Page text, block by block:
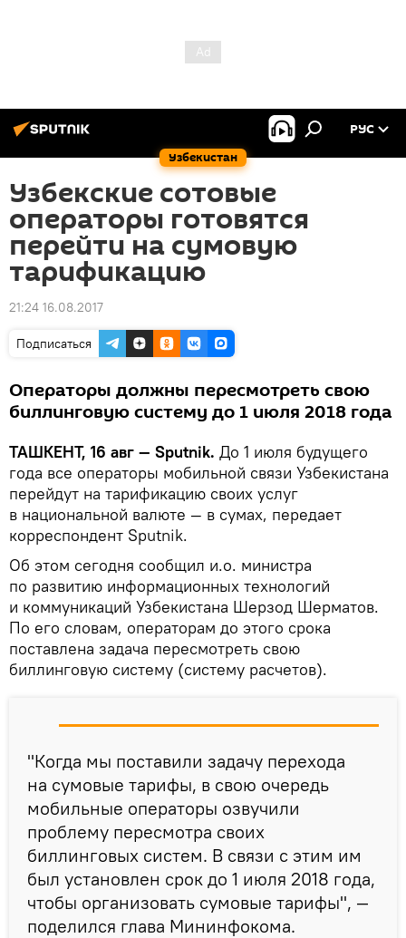
Узбекистан
РУС
Узбекские сотовые
операторы готовятся
перейти на сумовую
тарификацию
21:24 16.08.2017
Подписаться
Операторы должны пересмотреть свою
биллинговую систему до 1 июля 2018 года
ТАШКЕНТ, 16 авг — Sputnik. До 1 июля будущего
года все операторы мобильной связи Узбекистана
перейдут на тарификацию своих услуг
в национальной валюте — в сумах, передает
корреспондент Sputnik.
Об этом сегодня сообщил и.о. министра
по развитию информационных технологий
и коммуникаций Узбекистана Шерзод Шерматов.
По его словам, операторам до этого срока
поставлена задача пересмотреть свою
биллинговую систему (систему расчетов).
"Когда мы поставили задачу перехода
на сумовые тарифы, в свою очередь
мобильные операторы озвучили
проблему пересмотра своих
биллинговых систем. В связи с этим им
был установлен срок до 1 июля 2018 года,
чтобы организовать сумовые тарифы", —
поделился глава Мининфокома.